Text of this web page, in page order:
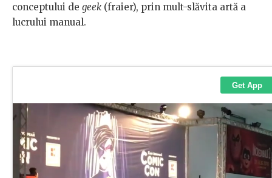
conceptului de geek (fraier), prin mult-slăvita artă a
lucrului manual.